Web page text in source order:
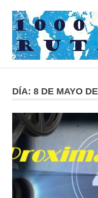
contenido
dos
ruedas
DÍA: 8 DE MAYO